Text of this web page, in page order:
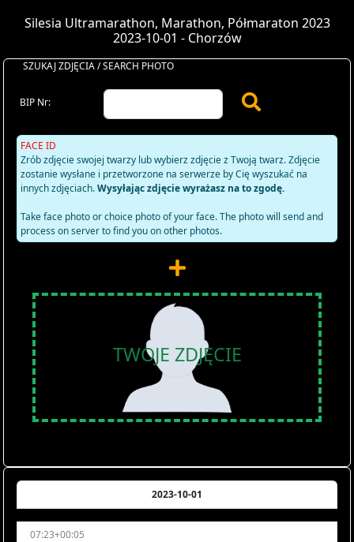
Silesia Ultramarathon, Marathon, Półmaraton 2023
2023-10-01 - Chorzów
SZUKAJ ZDJĘCIA / SEARCH PHOTO
BIP Nr:
FACE ID
Zrób zdjęcie swojej twarzy lub wybierz zdjęcie z Twoją twarz. Zdjęcie
zostanie wysłane i przetworzone na serwerze by Cię wyszukać na
innych zdjęciach.Wysyłając zdjęcie wyrażasz na to zgodę.
Take face photo or choice photo of your face. The photo will send and
process on server to find you on other photos.
TWOJE ZDJĘCIE
2023-10-01
07:23+00:05